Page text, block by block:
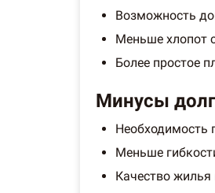
Возможность
Меньше хлопот
Более простое
Минусы
Необходимость
Меньше
Качество